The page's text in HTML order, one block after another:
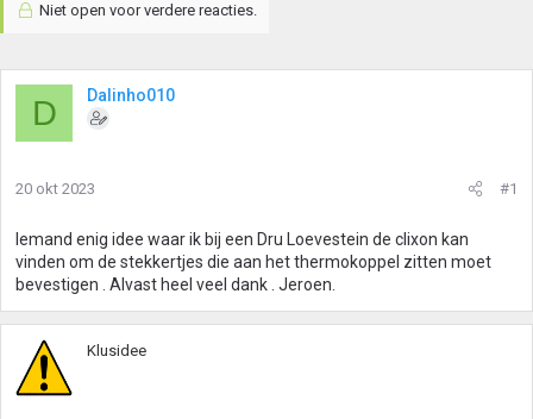
Niet open voor verdere reacties.
D Dalinho010
20 okt 2023 #1
Iemand enig idee waar ik bij een Dru Loevestein de clixon kan
vinden om de stekkertjes die aan het thermokoppel zitten moet
bevestigen . Alvast heel veel dank . Jeroen.
Klusidee